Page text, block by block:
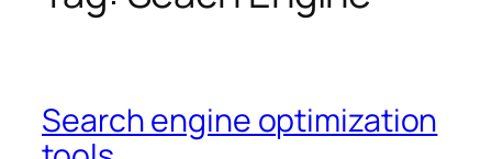
Search engine optimization